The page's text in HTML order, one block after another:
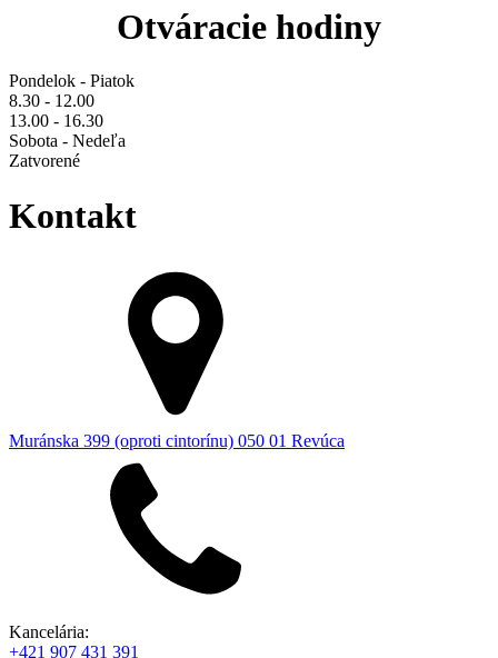
Otváracie hodiny
Pondelok - Piatok
8.30 - 12.00
13.00 - 16.30
Sobota - Nedeľa
Zatvorené
Kontakt
Muránska 399 (oproti cintorínu) 050 01 Revúca
Kancelária:
+421 907 431 391